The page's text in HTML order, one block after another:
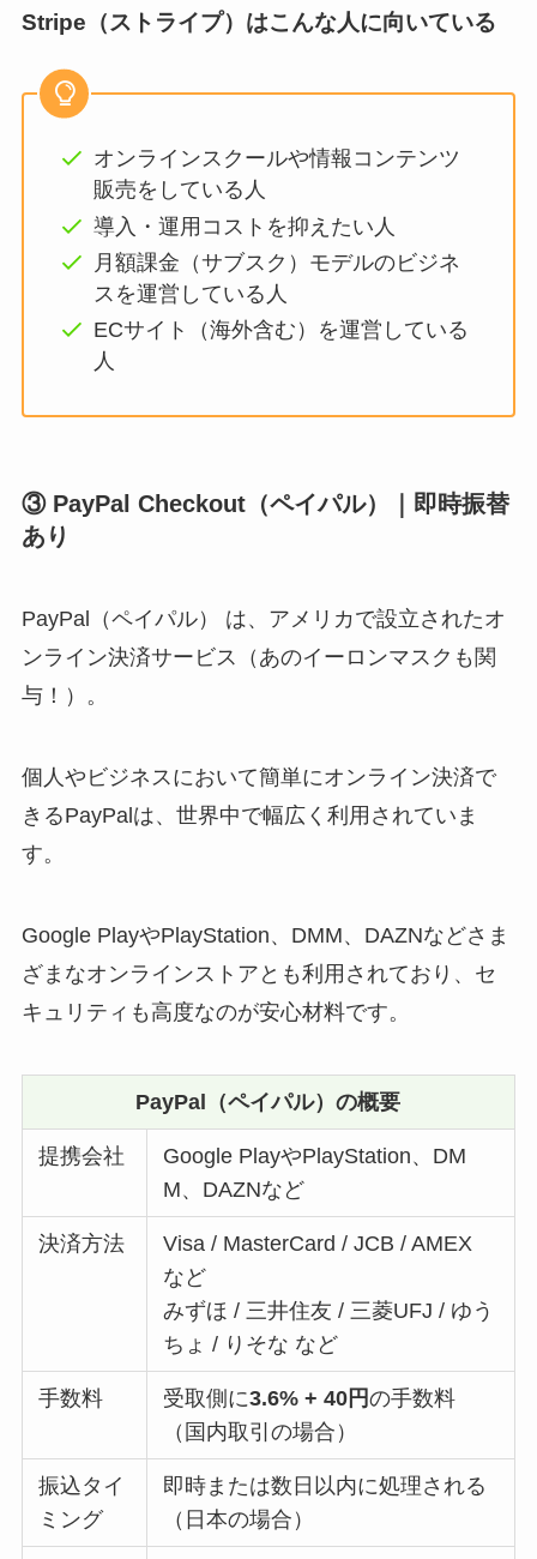
Stripe（ストライプ）はこんな人に向いている
オンラインスクールや情報コンテンツ
販売をしている人
導入・運用コストを抑えたい人
月額課金（サブスク）モデルのビジネ
スを運営している人
ECサイト（海外含む）を運営している
人
③ PayPal Checkout（ペイパル）｜即時振替
あり
PayPal（ペイパル） は、アメリカで設立されたオ
ンライン決済サービス（あのイーロンマスクも関
与！）。
個人やビジネスにおいて簡単にオンライン決済で
きるPayPalは、世界中で幅広く利用されていま
す。
Google PlayやPlayStation、DMM、DAZNなどさま
ざまなオンラインストアとも利用されており、セ
キュリティも高度なのが安心材料です。
PayPal（ペイパル）の概要
提携会社
Google PlayやPlayStation、DM
M、DAZNなど
決済方法
Visa / MasterCard / JCB / AMEX
など
みずほ / 三井住友 / 三菱UFJ / ゆう
ちょ / りそな など
手数料 受取側に3.6% + 40円の手数料
（国内取引の場合）
振込タイ
ミング
即時または数日以内に処理される
（日本の場合）